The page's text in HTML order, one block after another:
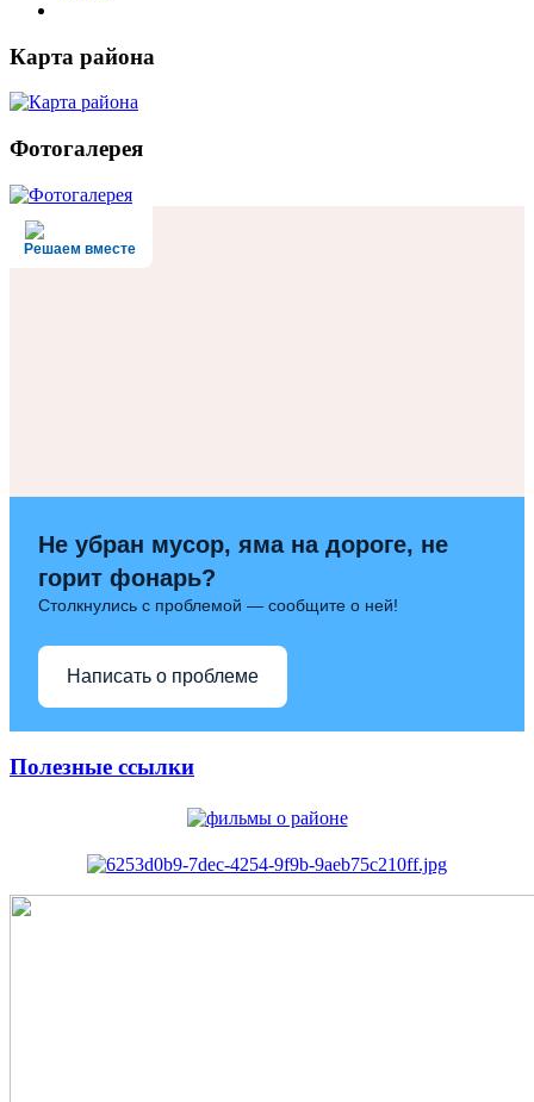
Карта района
Фотогалерея
Решаем вместе
Не убран мусор, яма на дороге, не
горит фонарь?
Столкнулись с проблемой — сообщите о ней!
Написать о проблеме
Полезные ссылки